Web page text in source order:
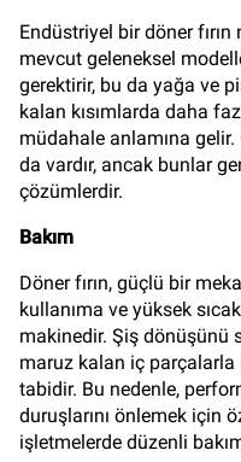
Endüstriyel bir döner
mevcut geleneksel
gerektirir, bu da yağa ve
kalan kısımlarda daha
müdahale anlamına gelir.
da vardır, ancak bunlar
çözümlerdir.
Bakım
Döner fırın, güçlü bir
kullanıma ve yüksek
makinedir. Şiş dönüşünü
maruz kalan iç
tabidir. Bu nedenle,
duruşlarını önlemek için
işletmelerde düzenli